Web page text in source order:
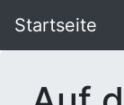
Startseite